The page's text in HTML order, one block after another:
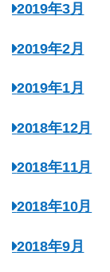
2019年3月
2019年2月
2019年1月
2018年12月
2018年11月
2018年10月
2018年9月